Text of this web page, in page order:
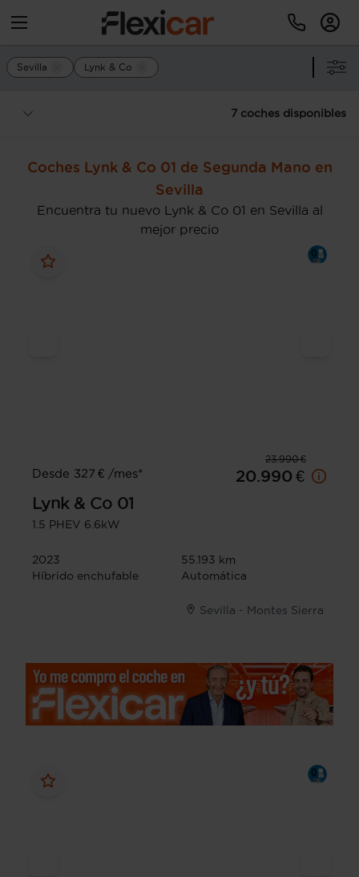
Sevilla Lynk & Co
7 coches disponibles
Coches Lynk & Co 01 de Segunda Mano en
Sevilla
Encuentra tu nuevo Lynk & Co 01 en Sevilla al
mejor precio
23.990 €
Desde 327 € /mes*
20.990 €
Lynk & Co 01
1.5 PHEV 6.6kW
2023
55.193 km
Híbrido enchufable
Automática
Sevilla - Montes Sierra